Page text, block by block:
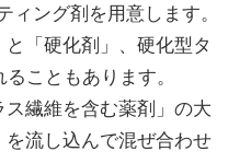
ィング剤を用意します。
と「硬化剤」、硬化型タ
こともあります。
繊維を含む薬剤」の大
流し込んで混ぜ合わせ